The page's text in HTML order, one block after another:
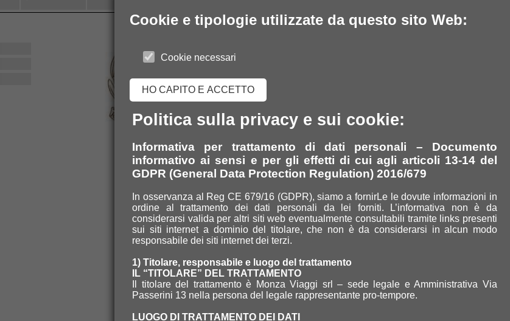
Qualità nel viaggiare
Rispetto dell'ambiente
Servizi
Tours
Il Gruppo
I Partners
La nostra brochure
Servizi
Trasporto Persone
con ridotte capacità
Cookie e tipologie utilizzate da questo sito Web:
Cookie necessari
HO CAPITO E ACCETTO
Politica sulla privacy e sui cookie:
Informativa per trattamento di dati personali – Documento
informativo ai sensi e per gli effetti di cui agli articoli 13-14 del
GDPR (General Data Protection Regulation) 2016/679
In osservanza al Reg CE 679/16 (GDPR), siamo a fornirLe le dovute informazioni in
ordine al trattamento dei dati personali da lei forniti. L’informativa non è da
considerarsi valida per altri siti web eventualmente consultabili tramite links presenti
sui siti internet a dominio del titolare, che non è da considerarsi in alcun modo
responsabile dei siti internet dei terzi.
1) Titolare, responsabile e luogo del trattamento
IL “TITOLARE” DEL TRATTAMENTO
Il titolare del trattamento è Monza Viaggi srl – sede legale e Amministrativa Via
Passerini 13 nella persona del legale rappresentante pro-tempore.
LUOGO DI TRATTAMENTO DEI DATI